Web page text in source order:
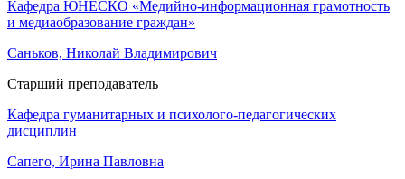
Кафедра ЮНЕСКО «Медийно-информационная грамотность
и медиаобразование граждан»
Саньков, Николай Владимирович
Старший преподаватель
Кафедра гуманитарных и психолого-педагогических
дисциплин
Сапего, Ирина Павловна